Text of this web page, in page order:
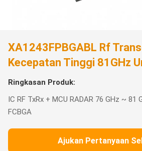
XA1243FPBGABL Rf
Kecepatan Tinggi 81GHz
Ringkasan Produk:
IC RF TxRx + MCU RADAR 76 GHz ~ 81
FCBGA
Ajukan Pertanyaan